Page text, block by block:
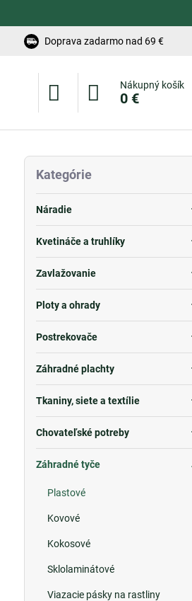
Doprava zadarmo nad 69 €
Nákupný košík
0 €
Kategórie
Náradie
Kvetináče a truhlíky
Zavlažovanie
Ploty a ohrady
Postrekovače
Záhradné plachty
Tkaniny, siete a textílie
Chovateľské potreby
Záhradné tyče
Plastové
Kovové
Kokosové
Sklolaminátové
Viazacie pásky na rastliny